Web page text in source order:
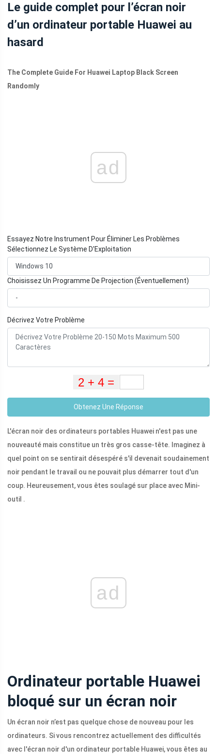
Le guide complet pour l’écran noir
d’un ordinateur portable Huawei au
hasard
The Complete Guide For Huawei Laptop Black Screen
Randomly
ad
Essayez Notre Instrument Pour Éliminer Les Problèmes
Sélectionnez Le Système D'Exploitation
Choisissez Un Programme De Projection (Éventuellement)
Décrivez Votre Problème
Obtenez Une Réponse
L'écran noir des ordinateurs portables Huawei n'est pas une
nouveauté mais constitue un très gros casse-tête. Imaginez à
quel point on se sentirait désespéré s'il devenait soudainement
noir pendant le travail ou ne pouvait plus démarrer tout d'un
coup. Heureusement, vous êtes soulagé sur place avec Mini-
outil .
ad
Ordinateur portable Huawei
bloqué sur un écran noir
Un écran noir n’est pas quelque chose de nouveau pour les
ordinateurs. Si vous rencontrez actuellement des difficultés
avec l'écran noir d'un ordinateur portable Huawei, vous êtes au